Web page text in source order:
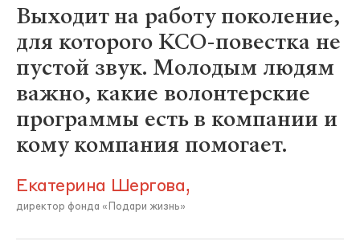
Выходит на работу поколение,
для которого КСО-повестка не
пустой звук. Молодым людям
важно, какие волонтерские
программы есть в компании и
кому компания помогает.
Екатерина Шергова,
директор фонда «Подари жизнь»